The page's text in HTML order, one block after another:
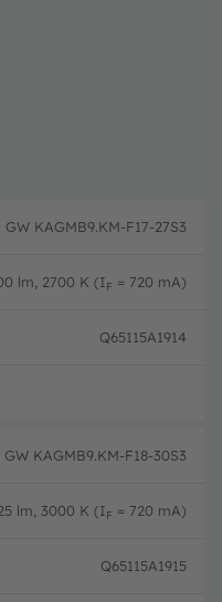
GW KAGMB9.KM-F17-27S3
lm, 2700 K (IF = 720 mA)
Q65115A1914
GW KAGMB9.KM-F18-30S3
lm, 3000 K (IF = 720 mA)
Q65115A1915